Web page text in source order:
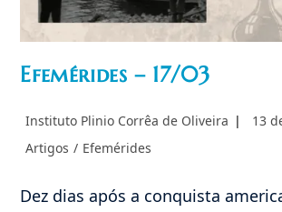
Efemérides – 17/03
Autor
post:
Instituto Plinio Corrêa de Oliveira
Post
13
Categoria
Artigos / Efemérides
Dez dias após a conquista